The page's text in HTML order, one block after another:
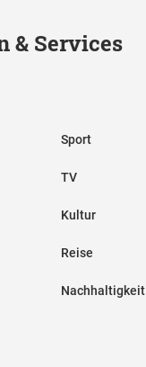
& Services
Sport
TV
Kultur
Reise
Nachhaltigkeit